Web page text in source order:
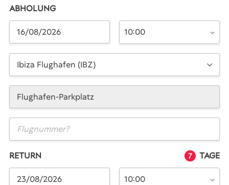
ABHOLUNG
10:00
Ibiza Flughafen (IBZ)
Flughafen-Parkplatz
RETURN 7 TAGE
10:00